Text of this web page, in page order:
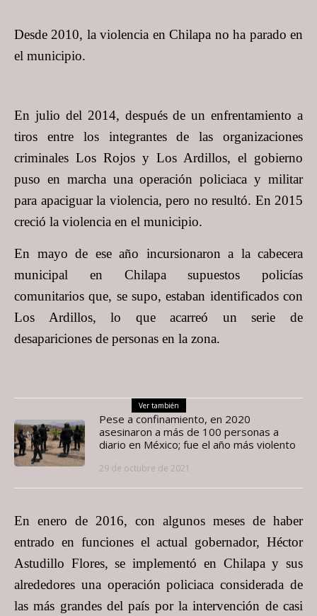
Desde 2010, la violencia en Chilapa no ha parado en
el municipio.
En julio del 2014, después de un enfrentamiento a
tiros entre los integrantes de las organizaciones
criminales Los Rojos y Los Ardillos, el gobierno
puso en marcha una operación policiaca y militar
para apaciguar la violencia, pero no resultó. En 2015
creció la violencia en el municipio.
En mayo de ese año incursionaron a la cabecera
municipal en Chilapa supuestos policías
comunitarios que, se supo, estaban identificados con
Los Ardillos, lo que acarreó un serie de
desapariciones de personas en la zona.
Ver también
Pese a confinamiento, en 2020
asesinaron a más de 100 personas a
diario en México; fue el año más violento
29 de octubre de 2021
En enero de 2016, con algunos meses de haber
entrado en funciones el actual gobernador, Héctor
Astudillo Flores, se implementó en Chilapa y sus
alrededores una operación policiaca considerada de
las más grandes del país por la intervención de casi